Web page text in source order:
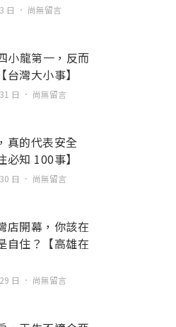
日 尚無留言
小龍第一，反而
台灣大小事】
日 尚無留言
真的代表安全
必知 100事】
日 尚無留言
店開幕，你該在
自住？【高雄在
日 尚無留言